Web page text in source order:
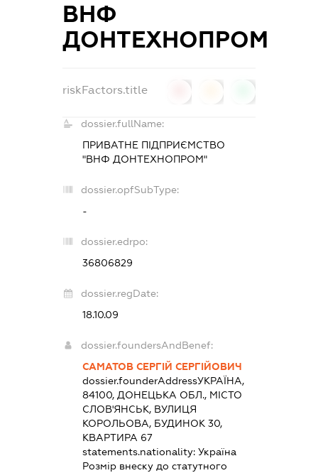
ВНФ
ДОНТЕХНОПРОМ
riskFactors.title
dossier.fullName:
ПРИВАТНЕ ПІДПРИЄМСТВО
"ВНФ ДОНТЕХНОПРОМ"
dossier.opfSubType:
-
dossier.edrpo:
36806829
dossier.regDate:
18.10.09
dossier.foundersAndBenef:
САМАТОВ СЕРГІЙ СЕРГІЙОВИЧ
dossier.founderAddressУКРАЇНА,
84100, ДОНЕЦЬКА ОБЛ., МІСТО
СЛОВ'ЯНСЬК, ВУЛИЦЯ
КОРОЛЬОВА, БУДИНОК 30,
КВАРТИРА 67
statements.nationality:Україна
Розмір внеску до статутного